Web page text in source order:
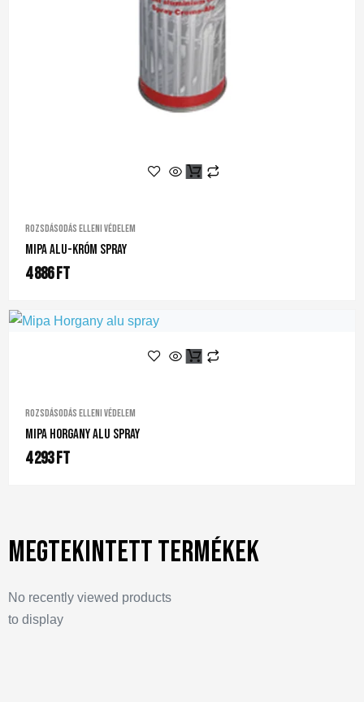
Rozsdásodás elleni védelem
Mipa Alu-Króm Spray
4 886Ft
Rozsdásodás elleni védelem
Mipa Horgany Alu Spray
4 293Ft
Megtekintett termékek
No recently viewed products
to display